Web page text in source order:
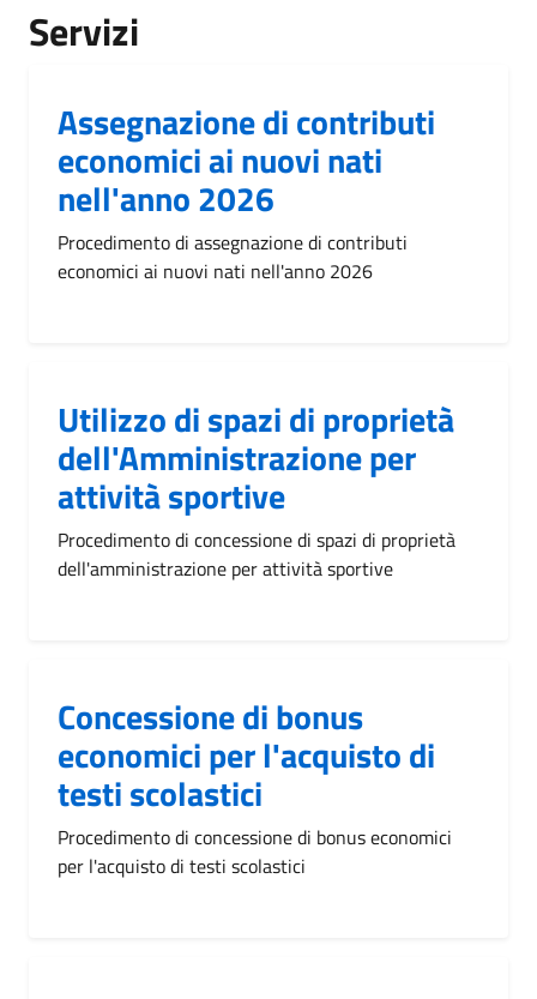
Servizi
Assegnazione di contributi
economici ai nuovi nati
nell'anno 2026
Procedimento di assegnazione di contributi
economici ai nuovi nati nell'anno 2026
Utilizzo di spazi di proprietà
dell'Amministrazione per
attività sportive
Procedimento di concessione di spazi di proprietà
dell'amministrazione per attività sportive
Concessione di bonus
economici per l'acquisto di
testi scolastici
Procedimento di concessione di bonus economici
per l'acquisto di testi scolastici